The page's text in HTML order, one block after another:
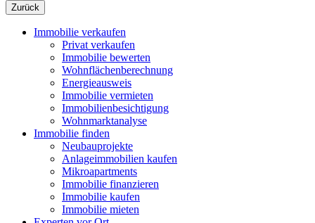
Zurück
Immobilie verkaufen
Privat verkaufen
Immobilie bewerten
Wohnflächenberechnung
Energieausweis
Immobilie vermieten
Immobilienbesichtigung
Wohnmarktanalyse
Immobilie finden
Neubauprojekte
Anlageimmobilien kaufen
Mikroapartments
Immobilie finanzieren
Immobilie kaufen
Immobilie mieten